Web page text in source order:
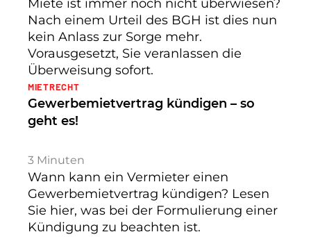
Miete ist immer noch nicht überwiesen?
Nach einem Urteil des BGH ist dies nun
kein Anlass zur Sorge mehr.
Vorausgesetzt, Sie veranlassen die
Überweisung sofort.
MIETRECHT
Gewerbemietvertrag kündigen – so
geht es!
3 Minuten
Wann kann ein Vermieter einen
Gewerbemietvertrag kündigen? Lesen
Sie hier, was bei der Formulierung einer
Kündigung zu beachten ist.